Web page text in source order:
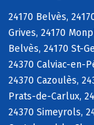
24170 Belvès,
Grives, 24170
Belvès, 24170 St-
24370 Calviac-en-
24370 Cazoulès,
Prats-de-Carlux,
24370 Simeyrols,